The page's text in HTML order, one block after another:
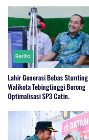
Berita
Lahir Generasi Bebas Stunting
Walikota Tebingtinggi Borong
Optimalisasi SP3 Catin.